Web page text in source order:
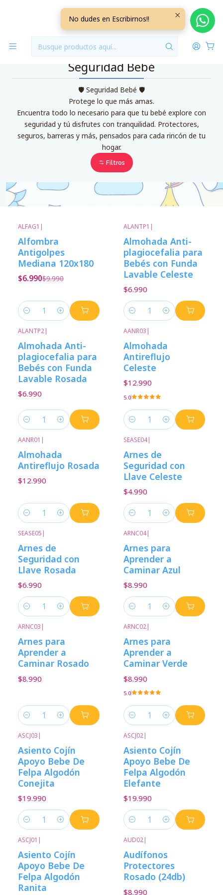
Inicio Seguridad Bebé
Seguridad Bebé
🛡️ Seguridad Bebé 🛡️
Protege lo que más amas.
Encuentra todo lo necesario para que tu bebé explore con
seguridad y tú disfrutes con tranquilidad. Protectores,
seguros, barreras y más, pensados para cada rincón de tu
hogar.
Filtros
ALFAG1 |
Alfombra
Antigolpes
Mediana 120x180
$6.990$9.990
Cantidad
ALANTP1 |
Almohada Anti-
plagiocefalia para
Bebés con Funda
Lavable Celeste
$6.990
Cantidad
ALANTP2|
Almohada Anti-
plagiocefalia para
Bebés con Funda
Lavable Rosada
$6.990
Cantidad
AANR03 |
Almohada
Antireflujo
Celeste
$12.990
5.0
Cantidad
AANR01 |
Almohada
Antireflujo Rosada
$12.990
Cantidad
SEASE04|
Arnes de
Seguridad con
Llave Celeste
$4.990
Cantidad
SEASE05 |
Arnes de
Seguridad con
Llave Rosada
$6.990
Cantidad
ARNC04|
Arnes para
Aprender a
Caminar Azul
$8.990
Cantidad
ARNC03 |
Arnes para
Aprender a
Caminar Rosado
$8.990
Cantidad
ARNC02|
Arnes para
Aprender a
Caminar Verde
$8.990
5.0
Cantidad
ASCJ03 |
Asiento Cojín
Apoyo Bebe De
Felpa Algodón
Conejita
$19.990
Cantidad
ASCJ02|
Asiento Cojín
Apoyo Bebe De
Felpa Algodón
Elefante
$19.990
Cantidad
ASCJ01 |
Asiento Cojín
Apoyo Bebe De
Felpa Algodón
Ranita
AUD02|
Audífonos
Protectores
Rosado (24db)
$8.990
No dudes en Escribirnos!!